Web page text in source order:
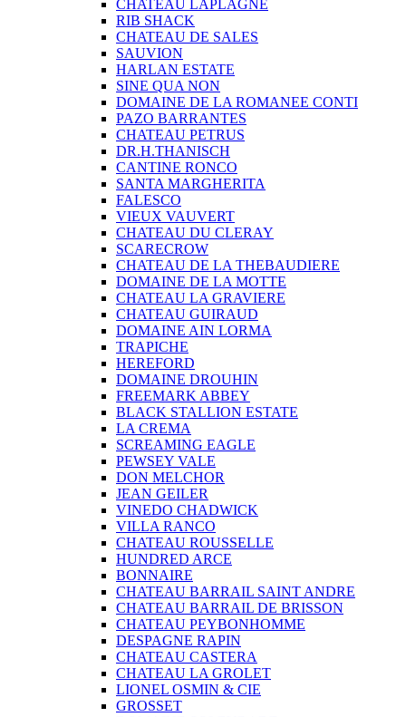
CHATEAU LAPLAGNE
RIB SHACK
CHATEAU DE SALES
SAUVION
HARLAN ESTATE
SINE QUA NON
DOMAINE DE LA ROMANEE CONTI
PAZO BARRANTES
CHATEAU PETRUS
DR.H.THANISCH
CANTINE RONCO
SANTA MARGHERITA
FALESCO
VIEUX VAUVERT
CHATEAU DU CLERAY
SCARECROW
CHATEAU DE LA THEBAUDIERE
DOMAINE DE LA MOTTE
CHATEAU LA GRAVIERE
CHATEAU GUIRAUD
DOMAINE AIN LORMA
TRAPICHE
HEREFORD
DOMAINE DROUHIN
FREEMARK ABBEY
BLACK STALLION ESTATE
LA CREMA
SCREAMING EAGLE
PEWSEY VALE
DON MELCHOR
JEAN GEILER
VINEDO CHADWICK
VILLA RANCO
CHATEAU ROUSSELLE
HUNDRED ARCE
BONNAIRE
CHATEAU BARRAIL SAINT ANDRE
CHATEAU BARRAIL DE BRISSON
CHATEAU PEYBONHOMME
DESPAGNE RAPIN
CHATEAU CASTERA
CHATEAU LA GROLET
LIONEL OSMIN & CIE
GROSSET